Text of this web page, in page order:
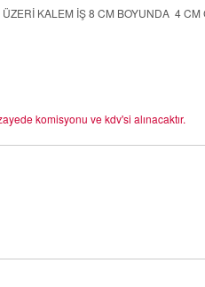
KALEM İŞ 8 CM BOYUNDA 4 CM
komisyonu ve kdv'si alınacaktır.